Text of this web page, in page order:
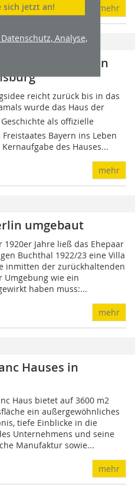
sich jetzt an!
Analyse,
mehr
der Bayerischen
reicht zurück bis in das
wurde das Haus der
als offizielle
Bayern ins Leben
des Hauses...
mehr
umgebaut
1920er Jahre ließ das Ehepaar
Buchthal 1922/23 eine Villa
inmitten der zurückhaltenden
Umgebung wie ein
haben muss:...
mehr
Hauses in
Haus bietet auf 3600 m2
ein außergewöhnliches
tiefe Einblicke in die
Unternehmens und seine
Manufaktur sowie...
mehr